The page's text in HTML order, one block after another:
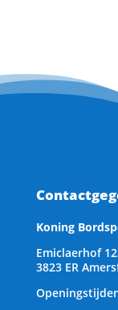
Koning
Emiclaerhof
3823 ER